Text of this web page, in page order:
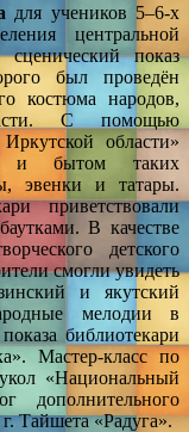
для учеников 5–6-х
центральной
показ
был проведён
костюма народов,
С помощью
области»
и бытом таких
эвенки и татары.
приветствовали
В качестве
детского
смогли увидеть
и якутский
мелодии в
библиотекари
Мастер-класс по
«Национальный
дополнительного
Тайшета «Радуга».